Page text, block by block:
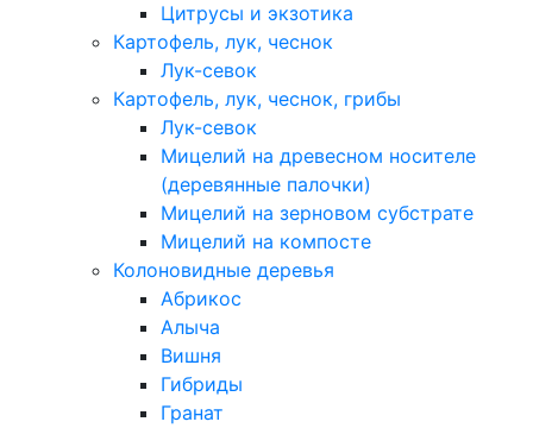
Цитрусы и экзотика
Картофель, лук, чеснок
Лук-севок
Картофель, лук, чеснок, грибы
Лук-севок
Мицелий на древесном носителе
(деревянные палочки)
Мицелий на зерновом субстрате
Мицелий на компосте
Колоновидные деревья
Абрикос
Алыча
Вишня
Гибриды
Гранат